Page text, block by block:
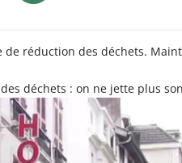
de réduction des déchets.
déchets : on ne jette plus